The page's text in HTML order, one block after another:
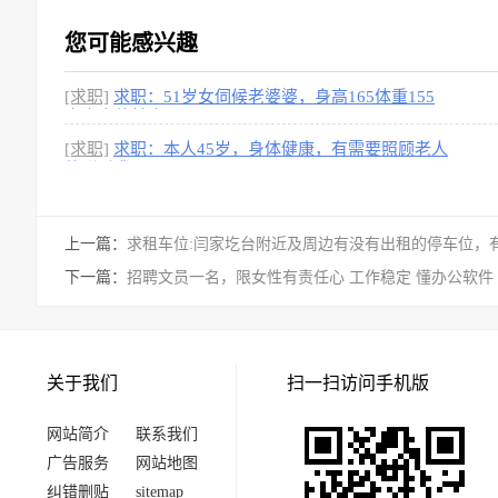
您可能感兴趣
[求职] 求职：51岁女伺候老婆婆，身高165体重155
[求职] 求职：本人45岁，身体健康，有需要照顾老人
上一篇： 求租车位:闫家圪台附近及周边有没有出租的停车位，
下一篇： 招聘文员一名，限女性有责任心 工作稳定 懂办公软件
关于我们
网站简介
联系我们
广告服务
网站地图
纠错删贴
sitemap
扫一扫访问手机版